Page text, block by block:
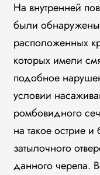
На внутренней
были
расположенных
которых имели
подобное
условии
ромбовидного
на такое острие
затылочного
данного черепа.